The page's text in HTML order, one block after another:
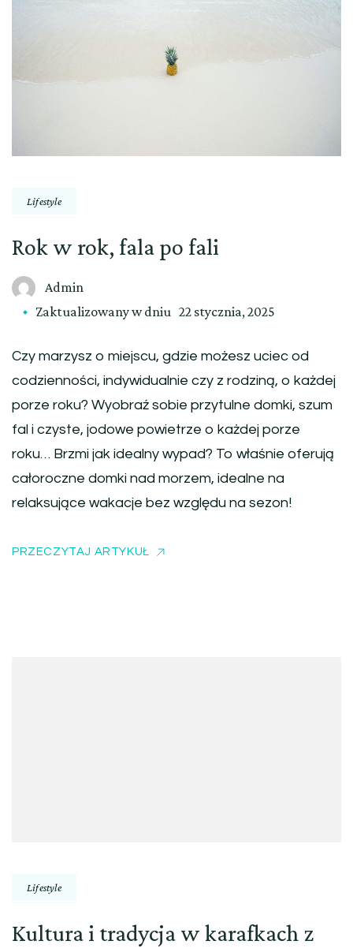
Lifestyle
Rok w rok, fala po fali
Admin
Zaktualizowany w dniu 22 stycznia, 2025
Czy marzysz o miejscu, gdzie możesz uciec od
codzienności, indywidualnie czy z rodziną, o każdej
porze roku? Wyobraź sobie przytulne domki, szum
fal i czyste, jodowe powietrze o każdej porze
roku… Brzmi jak idealny wypad? To właśnie oferują
całoroczne domki nad morzem, idealne na
relaksujące wakacje bez względu na sezon!
PRZECZYTAJ ARTYKUŁ
Lifestyle
Kultura i tradycja w karafkach z